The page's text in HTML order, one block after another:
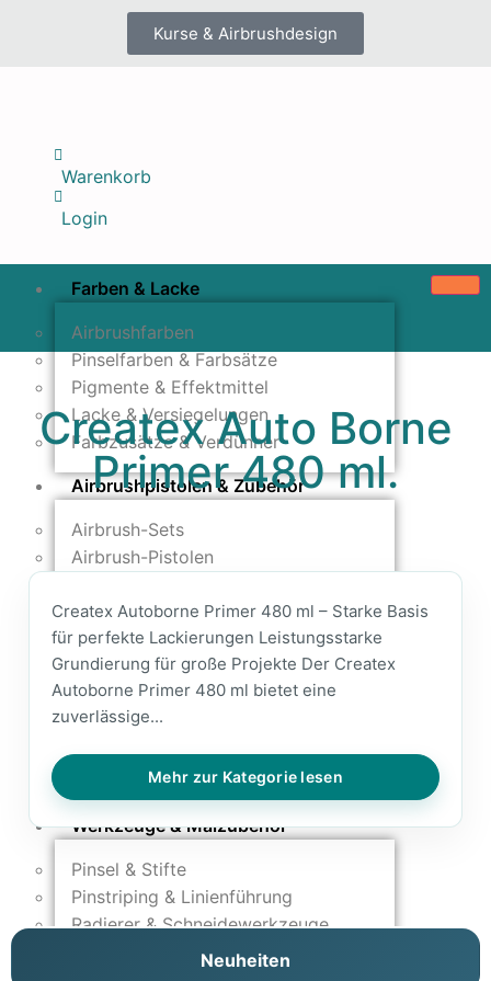
Kurse & Airbrushdesign
Warenkorb
Login
Farben & Lacke
Airbrushfarben
Pinselfarben & Farbsätze
Pigmente & Effektmittel
Lacke & Versiegelungen
Farbzusätze & Verdünner
Airbrushpistolen & Zubehör
Airbrush-Sets
Airbrush-Pistolen
Ersatzteile & Tuning
Kompressoren & Lufttechnik
Kompressoren
Schläuche & Kupplungen
Anschlüsse & Verschraubungen
Luftfilter & Druckregler
Werkzeuge & Malzubehör
Pinsel & Stifte
Pinstriping & Linienführung
Radierer & Schneidewerkzeuge
Plotter & Zubehör
Createx Auto Borne
Primer 480 ml.
Createx Autoborne Primer 480 ml – Starke Basis
für perfekte Lackierungen Leistungsstarke
Grundierung für große Projekte Der Createx
Autoborne Primer 480 ml bietet eine
zuverlässige...
Mehr zur Kategorie lesen
Neuheiten